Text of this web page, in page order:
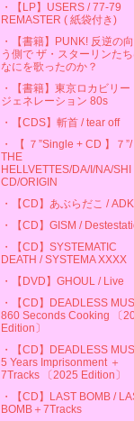
・【LP】USERS / 77-79
REMASTER ( 紙袋付き)
・【書籍】PUNK! 反逆の向
う側で ザ・スターリンた
なにを歌ったのか？
・【書籍】東京ロカビリー
ジェネレーション 80s
・【CDS】斬首 / tear off
・ 【 ７”Single + CD 】７”/
THE
HELLVETTES/DA/I/NA/SHI
CD/ORIGIN
・【CD】あぶらだこ / ADK
・【CD】GISM /
・【CD】SYSTEMATIC
DEATH / SYSTEMA XXXX
・【DVD】GHOUL / Live
・【CD】DEADLESS
860 Seconds Cooking 〔
Edition〕
・【CD】DEADLESS
5 Years Imprisonment ＋
7Tracks 〔2025 Edition〕
・【CD】LAST BOMB /
BOMB＋7Tracks